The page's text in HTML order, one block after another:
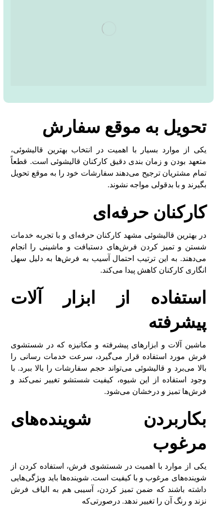
تحویل به موقع سفارش
یکی از موارد بسیار با اهمیت در انتخاب بهترین قالیشوئی،
متعهد بودن و زمان بندی دقیق کارکنان قالیشوئی است. قطعاً
تمام مشتریان ترجیح می‌دهند سفارشات خود را به موقع تحویل
بگیرند و با بدقولی مواجه نشوند.
کارکنان حرفه‌ای
در بهترین قالیشوئی مشهد کارکنان حرفه‌ای و با تجربه‌ خدمات
شستن و تمیز کردن فرش‌های دستبافت و ماشینی را انجام
می‌دهند. به این ترتیب احتمال آسیب به فرش‌ها به دلیل سهل
انگاری کارکنان کاهش پیدا می‌کند.
استفاده از ابزار آلات
پیشرفته
ماشین آلات و ابزارهای پیشرفته‌ و مکانیزه که در شستشوی
فرش مورد استفاده قرار می‌گیرد، سرعت خدمات رسانی را
بالا می‌برد و قالیشوئی می‌تواند حجم سفارشات را بالا ببرد. با
وجود استفاده از این شیوه، کیفیت شستشو تغییر نمی‌کند و
فرش‌ها تمیز و درخشان می‌شود.
بکاربردن شوینده‌های
مرغوب
یکی از موارد با اهمیت در شستشوی فرش، استفاده کردن از
شوینده‌های مرغوب و با کیفیت است. شوینده‌ها باید ویژگی‌هایی
داشته باشند که ضمن تمیز کردن، آسیبی هم به الیاف فرش
نزند و رنگ آن را تغییر ندهد. درصورتی‌که